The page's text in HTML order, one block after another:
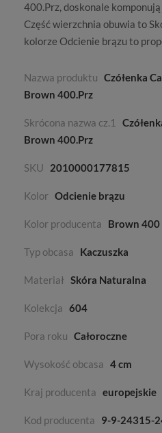
400.Prz, doskonale
Część wierzchnia obuwia to
kolorze Odcienie brązu to
Nazwa produktu Czółenka
Brown 400.Prz
Skrócona nazwa cz.1
Brown 400.Prz
SKU 2010000177815
Kolor Odcienie brązu
Kolor producenta Brown 400
Typ obcasa Kaczuszka
Materiał Skóra Naturalna
Kolekcja 604
Pora roku Całoroczne
Wysokość obcasa 4 cm
Kraj producenta europejskie
Kod producenta 9-9-24315-